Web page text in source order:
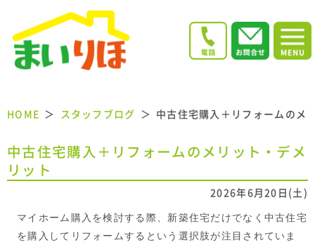
HOME スタッフブログ 中古住宅購入＋リフォームのメ
中古住宅購入＋リフォームのメリット・デメ
リット
2026年6月20日(土)
マイホーム購入を検討する際、新築住宅だけでなく中古住宅
を購入してリフォームするという選択肢が注目されていま